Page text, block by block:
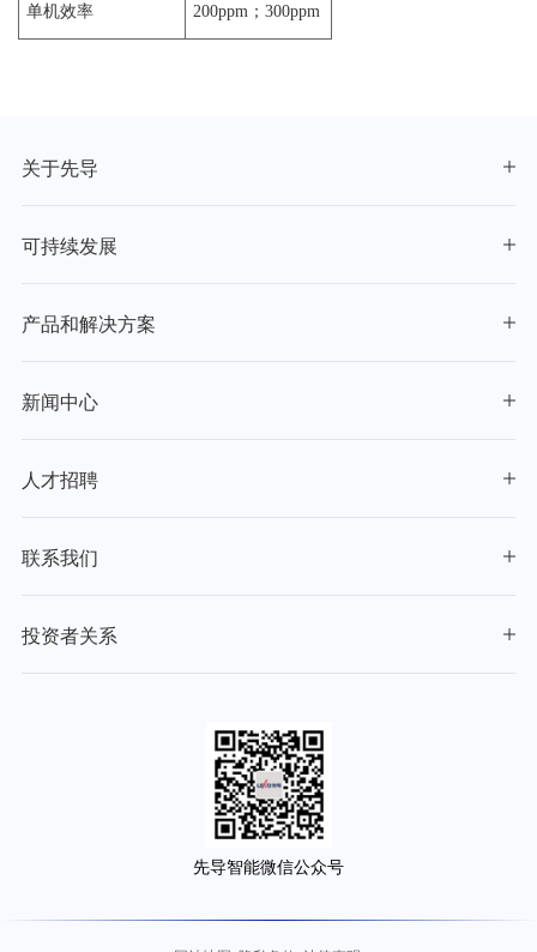
单机效率 200ppm；300ppm
关于先导
可持续发展
产品和解决方案
新闻中心
人才招聘
联系我们
投资者关系
先导智能微信公众号